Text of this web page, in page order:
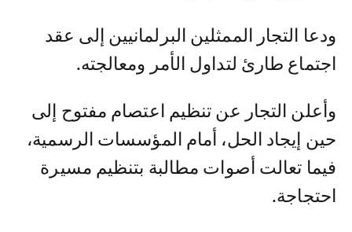
ودعا التجار الممثلين البرلمانيين إلى عقد
اجتماع طارئ لتداول الأمر ومعالجته.
وأعلن التجار عن تنظيم اعتصام مفتوح إلى
حين إيجاد الحل، أمام المؤسسات الرسمية،
فيما تعالت أصوات مطالبة بتنظيم مسيرة
احتجاجة.